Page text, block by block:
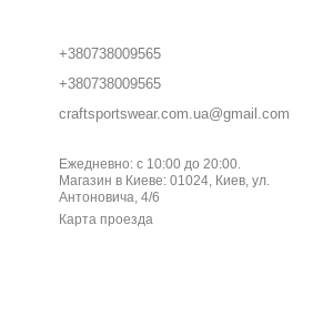
+380738009565
+380738009565
craftsportswear.com.ua@gmail.com
Ежедневно: с 10:00 до 20:00.
Магазин в Киеве: 01024, Киев, ул.
Антоновича, 4/6
Карта проезда